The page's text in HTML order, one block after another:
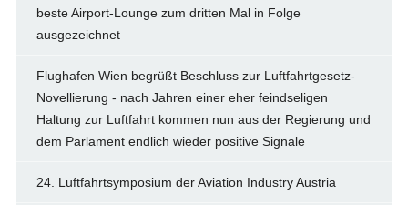
beste Airport-Lounge zum dritten Mal in Folge
ausgezeichnet
Flughafen Wien begrüßt Beschluss zur Luftfahrtgesetz-
Novellierung - nach Jahren einer eher feindseligen
Haltung zur Luftfahrt kommen nun aus der Regierung und
dem Parlament endlich wieder positive Signale
24. Luftfahrtsymposium der Aviation Industry Austria